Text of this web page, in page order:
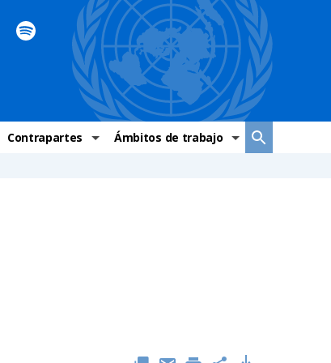
Contrapartes Ámbitos de trabajo